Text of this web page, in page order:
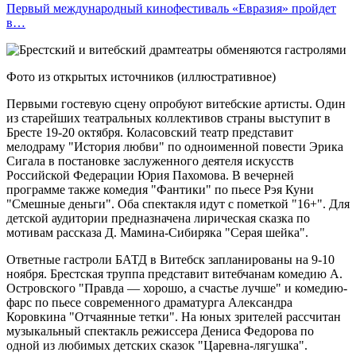
Первый международный кинофестиваль «Евразия» пройдет
в…
Фото из открытых источников (иллюстративное)
Первыми гостевую сцену опробуют витебские артисты. Один
из старейших театральных коллективов страны выступит в
Бресте 19-20 октября. Коласовский театр представит
мелодраму "История любви" по одноименной повести Эрика
Сигала в постановке заслуженного деятеля искусств
Российской Федерации Юрия Пахомова. В вечерней
программе также комедия "Фантики" по пьесе Рэя Куни
"Смешные деньги". Оба спектакля идут с пометкой "16+". Для
детской аудитории предназначена лирическая сказка по
мотивам рассказа Д. Мамина-Сибиряка "Серая шейка".
Ответные гастроли БАТД в Витебск запланированы на 9-10
ноября. Брестская труппа представит витебчанам комедию А.
Островского "Правда — хорошо, а счастье лучше" и комедию-
фарс по пьесе современного драматурга Александра
Коровкина "Отчаянные тетки". На юных зрителей рассчитан
музыкальный спектакль режиссера Дениса Федорова по
одной из любимых детских сказок "Царевна-лягушка".